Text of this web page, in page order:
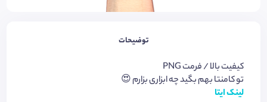
توضیحات
کیفیت بالا / فرمت PNG
تو کامنتا بهم بگید چه ابزاری بزارم 😍
لینک ایتا